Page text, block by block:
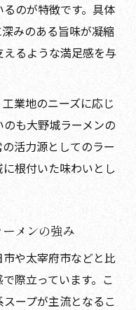
のが特徴です。具体
みのある旨味が凝縮
るような満足感を与
業地のニーズに応じ
も大野城ラーメンの
活力源としてのラー
根付いた味わいとし
メンの強み
や太宰府市などと比
際立っています。こ
ープが主流となるこ